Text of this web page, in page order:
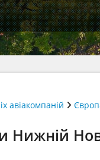
авіакомпаній
Нижній